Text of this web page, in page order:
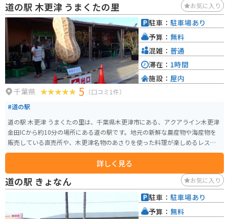
道の駅 木更津 うまくたの里 お気に入り
千葉県 5 （口コミ1件）
#道の駅
道の駅 木更津 うまくたの里は、千葉県木更津市にある、アクアライン木更津
金田ICから約10分の場所にある道の駅です。地元の新鮮な農産物や海産物を
販売している直売所や、木更津名物のあさりを使った料理が楽しめるレスト
ランがあります。 バイクで訪れる際は、広々とした駐車場があるので安心で
す。アクアラインを通って東京方面から来る場合は、海ほたるPAで休憩して
から向かうのもおすすめです。周辺には、ドイツ風の街並みが楽しめるテー
マパーク「マザー牧場」や、東京湾を一望できる「鋸山」などの観光スポッ
まくたの里でも、新鮮な魚介類を購入することができます。また、お土産に
は、木更津産の海苔を使ったお菓子や、あさりの佃煮などがおすすめです。
詳しく見る
駐車： 駐車場あり
予算： 無料
混雑： 普通
滞在： 1時間
施設： 屋内
道の駅 きょなん お気に入り
駐車： 駐車場あり
予算： 無料